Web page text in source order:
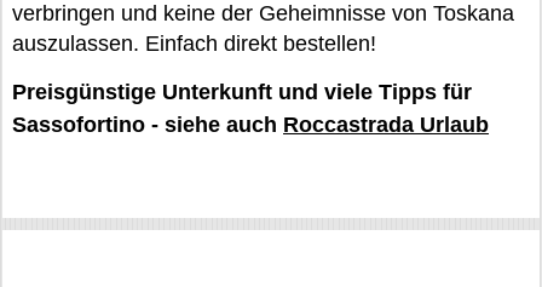
verbringen und keine der Geheimnisse von Toskana
auszulassen. Einfach direkt bestellen!
Preisgünstige Unterkunft und viele Tipps für
Sassofortino - siehe auch Roccastrada Urlaub